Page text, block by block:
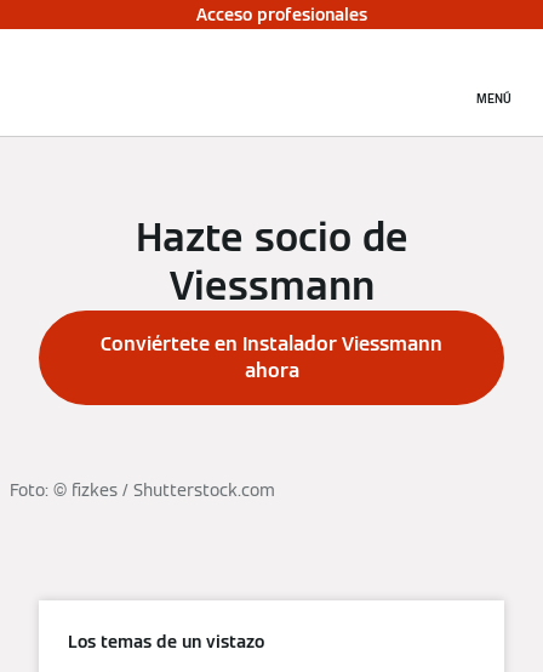
Acceso profesionales
MENÚ
Hazte socio de
Viessmann
Conviértete en Instalador Viessmann
ahora
Foto: © fizkes / Shutterstock.com
Los temas de un vistazo